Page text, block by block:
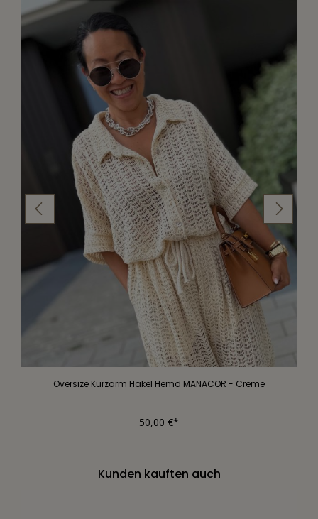
Oversize Kurzarm Häkel Hemd MANACOR - Creme
50,00 €*
Kunden kauften auch